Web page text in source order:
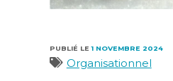
PUBLIÉ LE1 NOVEMBRE 2024
Catégories
Organisationnel